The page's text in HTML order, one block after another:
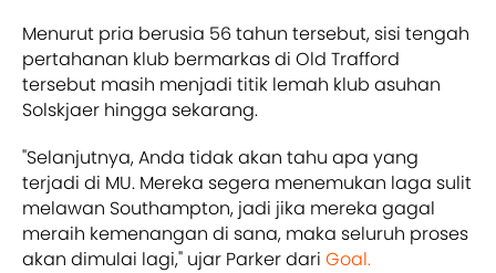
Menurut pria berusia 56 tahun tersebut, sisi tengah
pertahanan klub bermarkas di Old Trafford
tersebut masih menjadi titik lemah klub asuhan
Solskjaer hingga sekarang.
"Selanjutnya, Anda tidak akan tahu apa yang
terjadi di MU. Mereka segera menemukan laga sulit
melawan Southampton, jadi jika mereka gagal
meraih kemenangan di sana, maka seluruh proses
akan dimulai lagi," ujar Parker dari Goal.